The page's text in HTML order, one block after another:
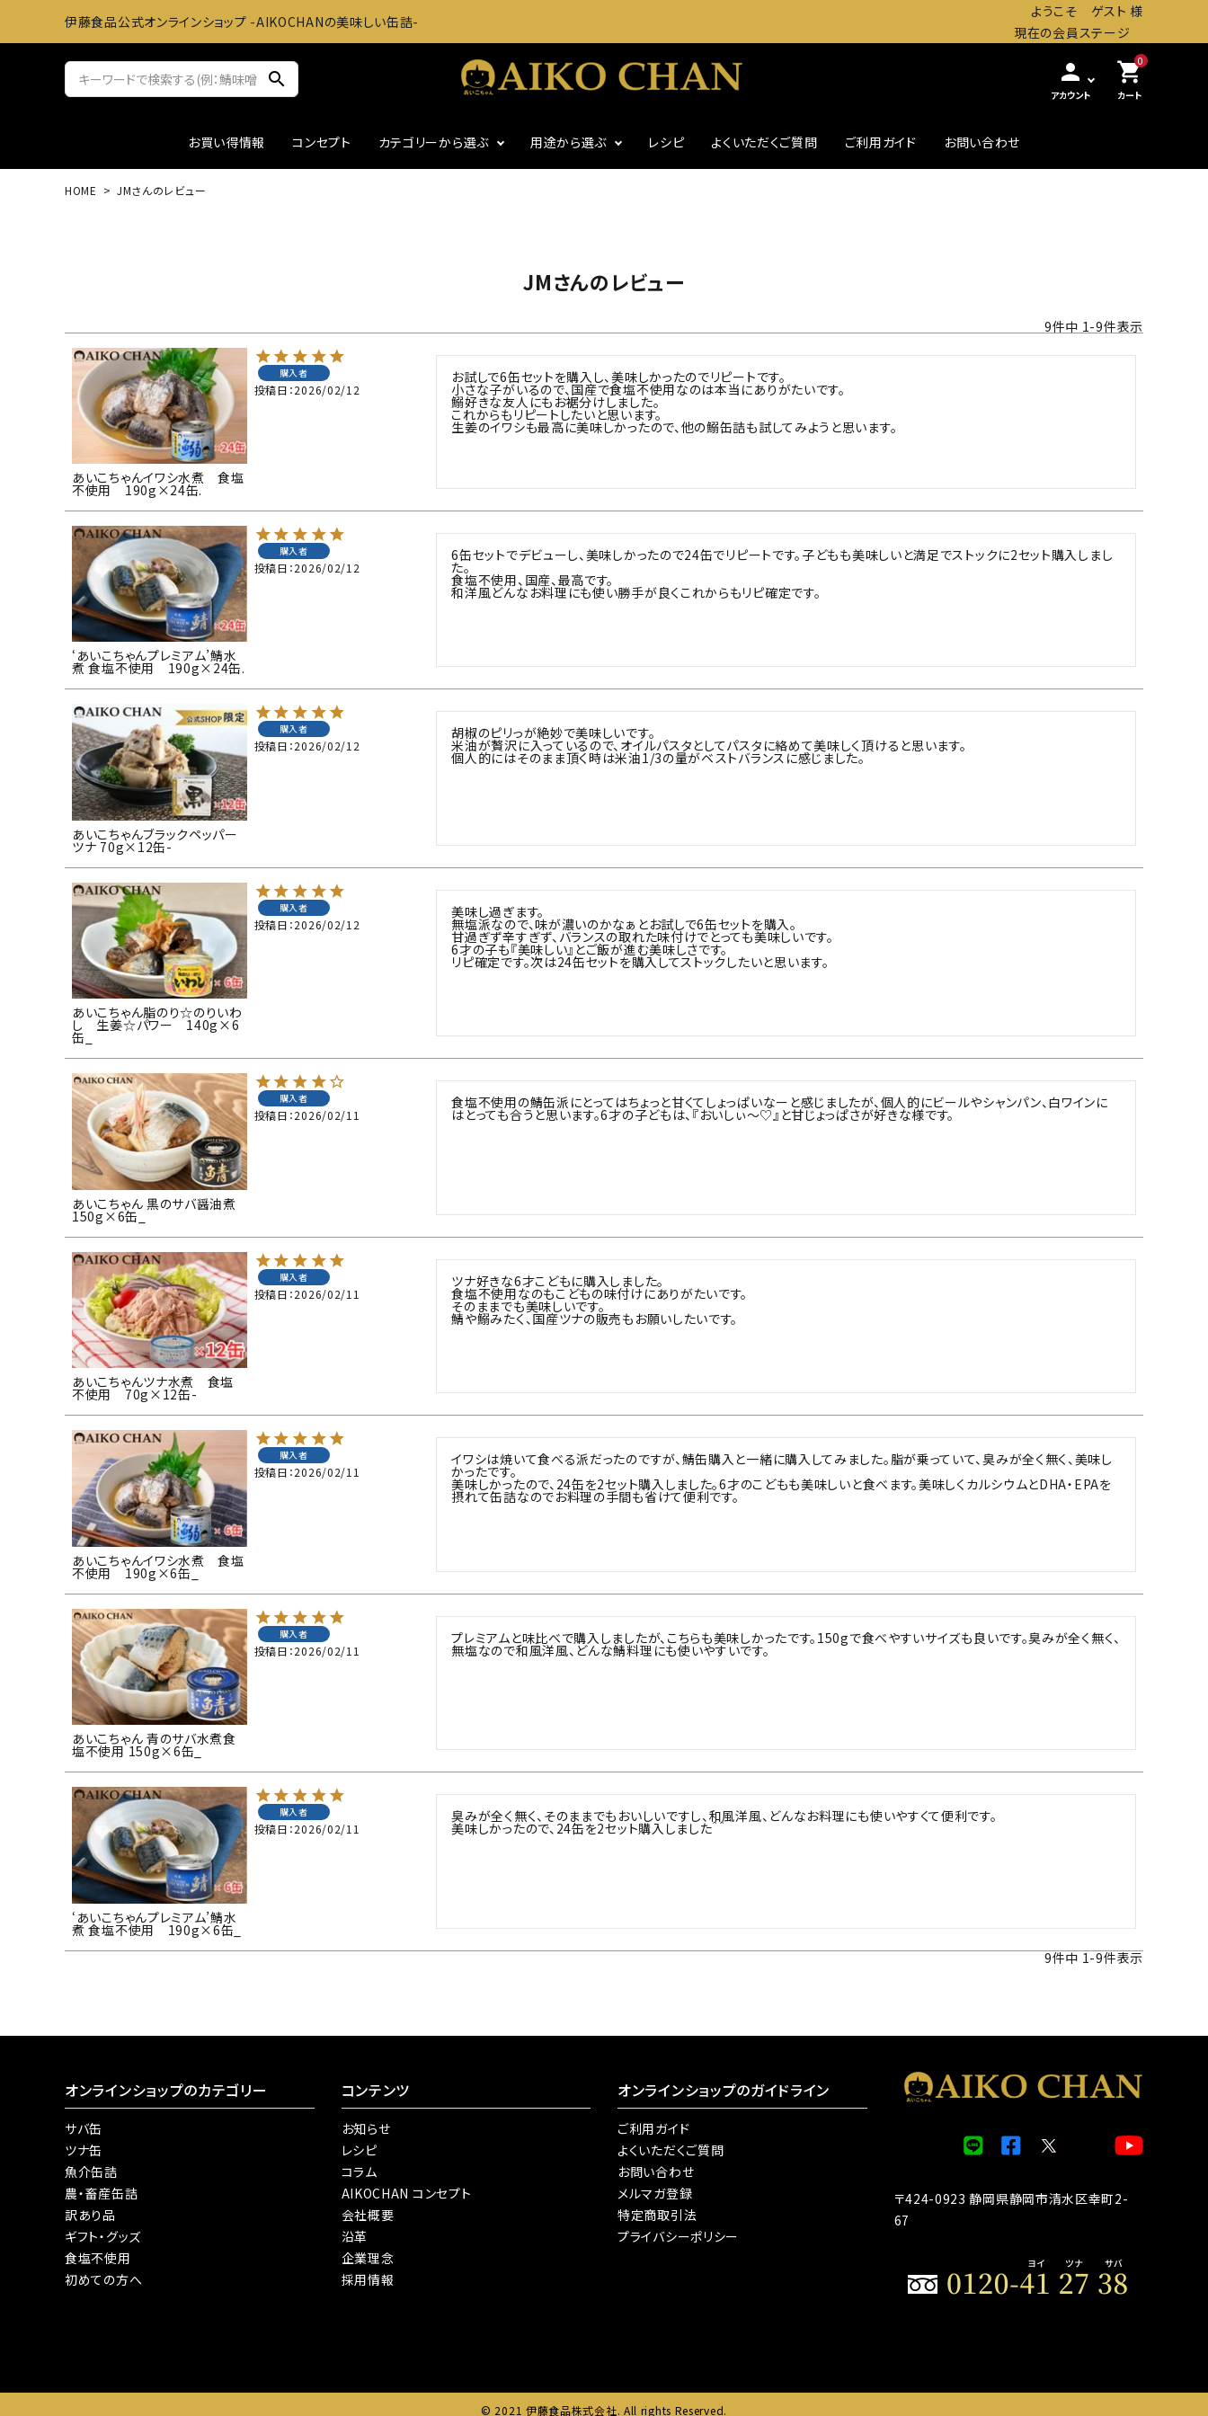
伊藤食品公式オンラインショップ -AIKOCHANの美味しい缶詰-
ようこそ ゲスト 様
現在の会員ステージ
search person
アカウント
0
shopping_cart
カート
お買い得情報 コンセプト カテゴリーから選ぶ
食塩不使用
用途から選ぶ レシピ よくいただくご質問 ご利用ガイド お問い合わせ
HOME JMさんのレビュー
JMさんのレビュー
9件中 1-9件表示
あいこちゃんイワシ水煮 食塩
不使用 190g×24缶.
購入者
投稿日 2026/02/12
お試しで6缶セットを購入し、美味しかったのでリピートです。
小さな子がいるので、国産で食塩不使用なのは本当にありがたいです。
鰯好きな友人にもお裾分けしました。
これからもリピートしたいと思います。
生姜のイワシも最高に美味しかったので、他の鰯缶詰も試してみようと思います。
‘あいこちゃんプレミアム’鯖水
煮 食塩不使用 190g×24缶.
購入者
投稿日 2026/02/12
6缶セットでデビューし、美味しかったので24缶でリピートです。子どもも美味しいと満足でストックに2セット購入しまし
た。
食塩不使用、国産、最高です。
和洋風どんなお料理にも使い勝手が良くこれからもリピ確定です。
あいこちゃんブラックペッパー
ツナ 70g×12缶-
購入者
投稿日 2026/02/12
胡椒のピリっが絶妙で美味しいです。
米油が贅沢に入っているので、オイルパスタとしてパスタに絡めて美味しく頂けると思います。
個人的にはそのまま頂く時は米油1/3の量がベストバランスに感じました。
あいこちゃん脂のり☆のりいわ
し 生姜☆パワー 140g×6
缶_
購入者
投稿日 2026/02/12
美味し過ぎます。
無塩派なので、味が濃いのかなぁとお試しで6缶セットを購入。
甘過ぎず辛すぎず、バランスの取れた味付けでとっても美味しいです。
6才の子も『美味しい』とご飯が進む美味しさです。
リピ確定です。次は24缶セットを購入してストックしたいと思います。
あいこちゃん 黒のサバ醤油煮
150g×6缶_
購入者
投稿日 2026/02/11
食塩不使用の鯖缶派にとってはちょっと甘くてしょっぱいなーと感じましたが、個人的にビールやシャンパン、白ワインに
はとっても合うと思います。6才の子どもは、『おいしぃ〜♡』と甘じょっぱさが好きな様です。
あいこちゃんツナ水煮 食塩
不使用 70g×12缶-
購入者
投稿日 2026/02/11
ツナ好きな6才こどもに購入しました。
食塩不使用なのもこどもの味付けにありがたいです。
そのままでも美味しいです。
鯖や鰯みたく、国産ツナの販売もお願いしたいです。
あいこちゃんイワシ水煮 食塩
不使用 190g×6缶_
購入者
投稿日 2026/02/11
イワシは焼いて食べる派だったのですが、鯖缶購入と一緒に購入してみました。脂が乗っていて、臭みが全く無く、美味し
かったです。
美味しかったので、24缶を2セット購入しました。6才のこどもも美味しいと食べます。美味しくカルシウムとDHA・EPAを
摂れて缶詰なのでお料理の手間も省けて便利です。
あいこちゃん 青のサバ水煮食
塩不使用 150g×6缶_
購入者
投稿日 2026/02/11
プレミアムと味比べで購入しましたが、こちらも美味しかったです。150gで食べやすいサイズも良いです。臭みが全く無く、
無塩なので和風洋風、どんな鯖料理にも使いやすいです。
‘あいこちゃんプレミアム’鯖水
煮 食塩不使用 190g×6缶_
購入者
投稿日 2026/02/11
臭みが全く無く、そのままでもおいしいですし、和風洋風、どんなお料理にも使いやすくて便利です。
美味しかったので、24缶を2セット購入しました＾＾
9件中1-9件表示
オンラインショップのカテゴリー
サバ缶
ツナ缶
魚介缶詰
農・畜産缶詰
訳あり品
ギフト・グッズ
食塩不使用
初めての方へ
コンテンツ
お知らせ
レシピ
コラム
AIKOCHAN コンセプト
会社概要
沿革
企業理念
採用情報
オンラインショップのガイドライン
ご利用ガイド
よくいただくご質問
お問い合わせ
メルマガ登録
特定商取引法
プライバシーポリシー
〒424-0923 静岡県静岡市清水区幸町2-
67
© 2021 伊藤食品株式会社. All rights Reserved.